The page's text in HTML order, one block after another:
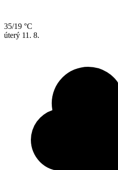
35/19 °C
úterý 11. 8.